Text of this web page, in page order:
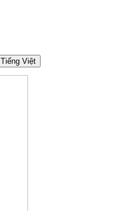
Tiếng Việt